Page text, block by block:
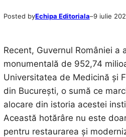
Posted byEchipa Editoriala–9 iulie
Recent, Guvernul României a
monumentală de 952,74
Universitatea de Medicină și
din București, o sumă ce
alocare din istoria acestei
Această hotărâre nu este
pentru restaurarea și